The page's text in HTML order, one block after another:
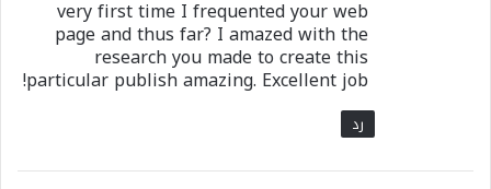
very first time I frequented your web
page and thus far? I amazed with the
research you made to create this
particular publish amazing. Excellent job!
رد